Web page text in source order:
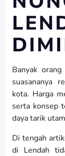
Banyak
suasananya
kota. Harga
serta konsep
daya tarik
Di tengah
di Lendah